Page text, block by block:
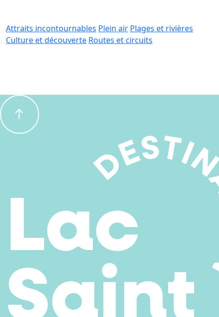
Attraits incontournables Plein air Plages et rivières
Culture et découverte Routes et circuits